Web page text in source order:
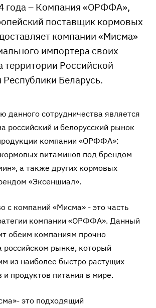
года – Компания «ОРФФА»,
поставщик кормовых
компании «Мисма»
импортера своих
территории Российской
Беларусь.
данного сотрудничества является
российский и белорусский рынок
компании «ОРФФА»:
витаминов под брендом
а также других кормовых
«Эксеншиал».
с компаний «Мисма» - это часть
компании «ОРФФА». Данный
обеим компаниям прочно
российском рынке, который
из наиболее быстро растущих
продуктов питания в мире.
это подходящий